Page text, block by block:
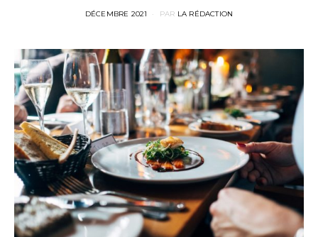
POSTED
DÉCEMBRE 2021 PAR LA RÉDACTION